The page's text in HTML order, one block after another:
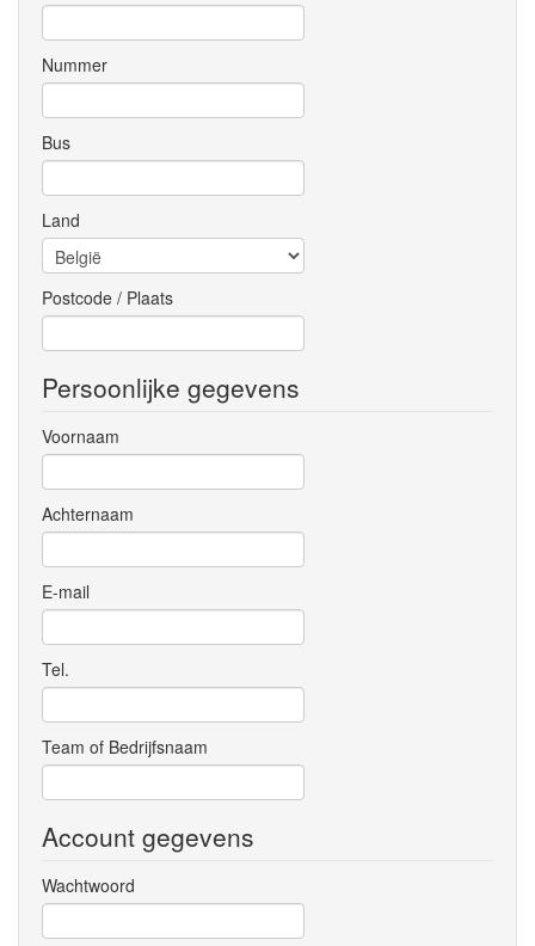
Nummer
Bus
Land
Postcode / Plaats
Persoonlijke gegevens
Voornaam
Achternaam
E-mail
Tel.
Team of Bedrijfsnaam
Account gegevens
Wachtwoord